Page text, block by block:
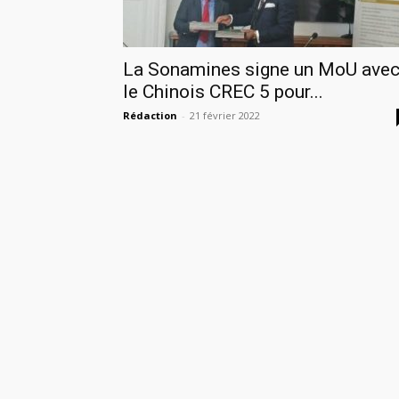
La Sonamines signe un MoU avec
le Chinois CREC 5 pour...
Rédaction - 21 février 2022